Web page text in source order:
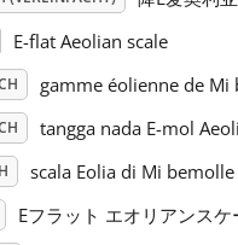
E-flat Aeolian scale
gamme éolienne de Mi
tangga nada E-mol
scala Eolia di Mi bemolle
Eフラット エオリアンスケ